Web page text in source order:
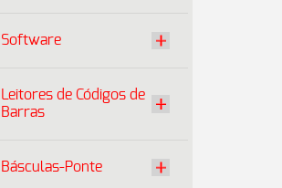
Software
Leitores de Códigos de
Barras
Básculas-Ponte